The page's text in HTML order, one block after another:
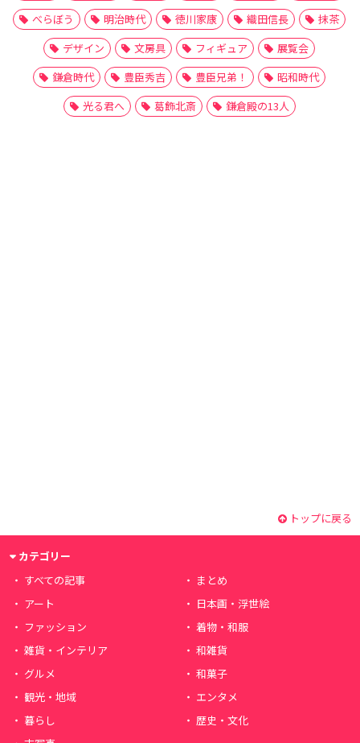
べらぼう
明治時代 徳川家康 織田信長
抹茶
デザイン
文房具 フィギュア
展覧会
鎌倉時代
豊臣秀吉 豊臣兄弟！
昭和時代
光る君へ
葛飾北斎 鎌倉殿の13人
トップに戻る
カテゴリー
すべての記事
まとめ
アート
日本画・浮世絵
ファッション
着物・和服
雑貨・インテリア
和雑貨
グルメ
和菓子
観光・地域
エンタメ
暮らし
歴史・文化